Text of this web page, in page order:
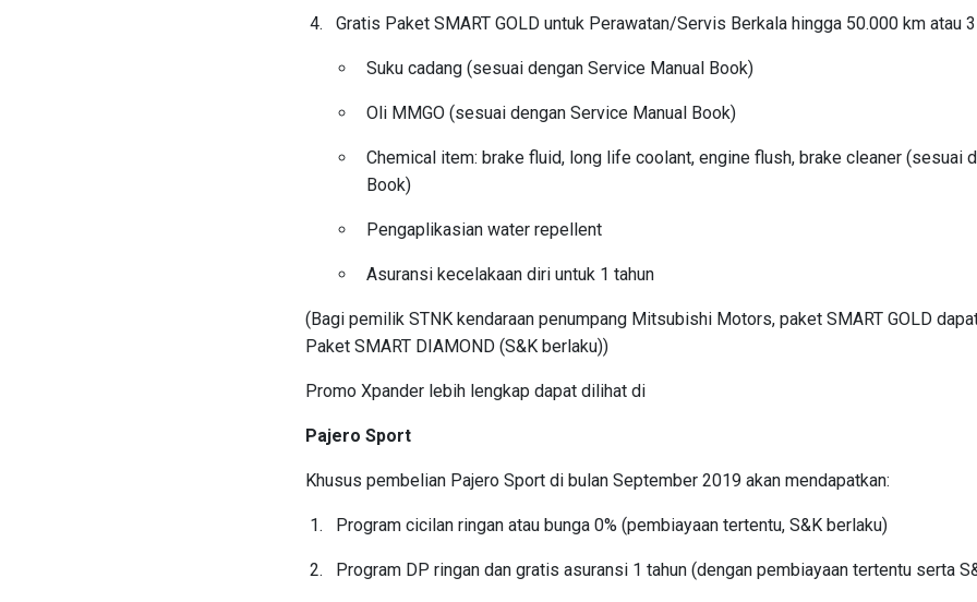
Gratis Paket SMART GOLD untuk Perawatan/Servis Berkala hingga 50.000 km atau
Suku cadang (sesuai dengan Service Manual Book)
Oli MMGO (sesuai dengan Service Manual Book)
Chemical item: brake fluid, long life coolant, engine flush, brake cleaner (sesuai
Book)
Pengaplikasian water repellent
Asuransi kecelakaan diri untuk 1 tahun
(Bagi pemilik STNK kendaraan penumpang Mitsubishi Motors, paket SMART GOLD
Paket SMART DIAMOND (S&K berlaku))
Promo Xpander lebih lengkap dapat dilihat di
Pajero Sport
Khusus pembelian Pajero Sport di bulan September 2019 akan mendapatkan:
Program cicilan ringan atau bunga 0% (pembiayaan tertentu, S&K berlaku)
Program DP ringan dan gratis asuransi 1 tahun (dengan pembiayaan tertentu serta